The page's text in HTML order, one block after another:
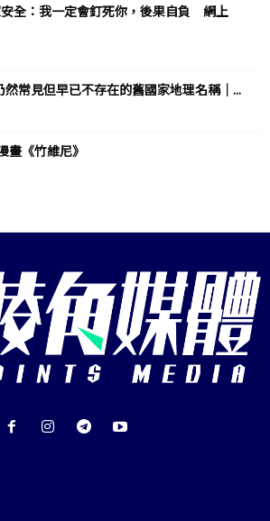
全：我一定會釘死你，後果自負 網上
然常見但早已不存在的舊國家地理名稱｜...
畫《竹維尼》